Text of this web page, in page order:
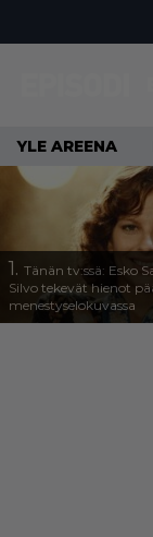
YLE AREENA
1. Tänän tv:ssä: Esko
Silvo tekevät hienot
menestyselokuvassa